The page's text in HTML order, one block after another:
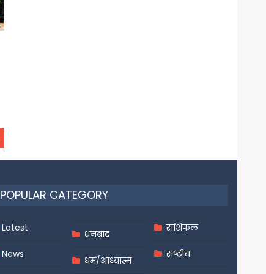
POPULAR CATEGORY
Latest
News
धनबाद
धर्म/आध्यात्म
राशिफल
राष्ट्रीय